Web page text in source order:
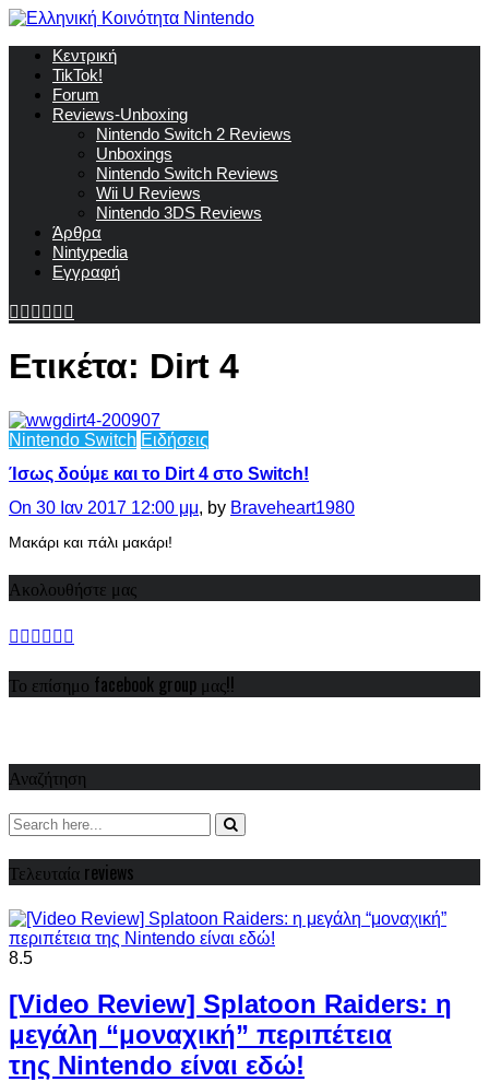
Κεντρική
TikTok!
Forum
Reviews-Unboxing
Nintendo Switch 2 Reviews
Unboxings
Nintendo Switch Reviews
Wii U Reviews
Nintendo 3DS Reviews
Άρθρα
Nintypedia
Εγγραφή
Ετικέτα: Dirt 4
Nintendo Switch Ειδήσεις
Ίσως δούμε και το Dirt 4 στο Switch!
On 30 Ιαν 2017 12:00 μμ, by Braveheart1980
Μακάρι και πάλι μακάρι!
Ακολουθήστε μας
Το επίσημο facebook group μας!!
Αναζήτηση
Τελευταία reviews
8.5
[Video Review] Splatoon Raiders: η
μεγάλη “μοναχική” περιπέτεια
της Nintendo είναι εδώ!